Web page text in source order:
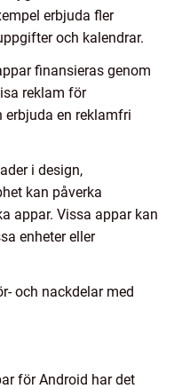
erbjuda fler
och kalendrar.
finansieras genom
reklam för
erbjuda en reklamfri
i design,
kan påverka
appar. Vissa appar kan
enheter eller
och nackdelar med
för Android har det